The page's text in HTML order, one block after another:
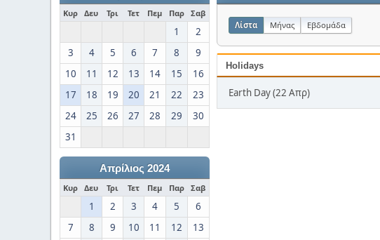
Κυρ Δευ Τρι Τετ Πεμ Παρ Σαβ
1
2
3
4 5 6 7 8
9
10
11 12 13 14 15
16
17
18 19 20 21 22
23
24
25 26 27 28 29
30
31
Απρίλιος 2024
Κυρ Δευ Τρι Τετ Πεμ Παρ Σαβ
1 2 3 4 5
6
7
8 9 10 11 12
13
Λίστα Μήνας Εβδομάδα
Holidays
Earth Day (22 Απρ)